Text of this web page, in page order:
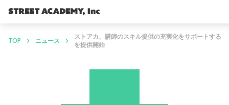
TOP keyboard_arrow_right ニュース keyboard_arrow_right
ストアカ、講師のスキル提供の充実化をサポートする
を提供開始